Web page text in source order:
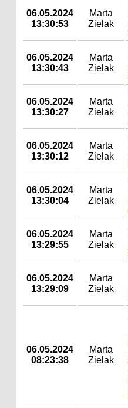
06.05.2024
13:30:53
Marta
Zielak
06.05.2024
13:30:43
Marta
Zielak
06.05.2024
13:30:27
Marta
Zielak
06.05.2024
13:30:12
Marta
Zielak
06.05.2024
13:30:04
Marta
Zielak
06.05.2024
13:29:55
Marta
Zielak
06.05.2024
13:29:09
Marta
Zielak
06.05.2024
08:23:38
Marta
Zielak